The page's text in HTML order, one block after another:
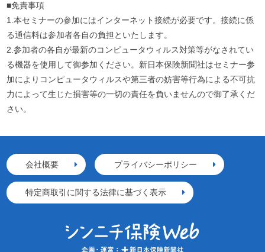
■免責事項
1.本セミナーの参加にはインターネット接続が必要です。接続に係
る通信料は参加者各自の負担といたします。
2.参加者の各自が最新のコンピュータウィルス対策等がなされてい
る機器を使用して御参加ください。新日本保険新聞社はセミナー参
加によりコンピュータウィルスや第三者の妨害等行為による不可抗
力によって生じた損害等の一切の責任を負いませんので御了承くだ
さい。
会社概要 プライバシーポリシー
特定商取引に関する法律に基づく表示